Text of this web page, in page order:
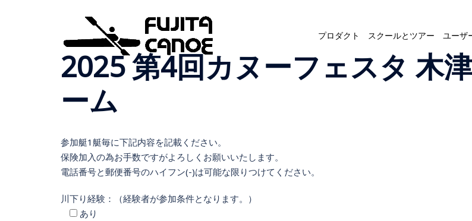
プロダクト スクールとツアー ユーザ
2025 第4回カヌーフェスタ 木
ーム
参加艇1艇毎に下記内容を記載ください。
保険加入の為お手数ですがよろしくお願いいたします。
電話番号と郵便番号のハイフン(-)は可能な限りつけてください。
川下り経験：（経験者が参加条件となります。）
あり